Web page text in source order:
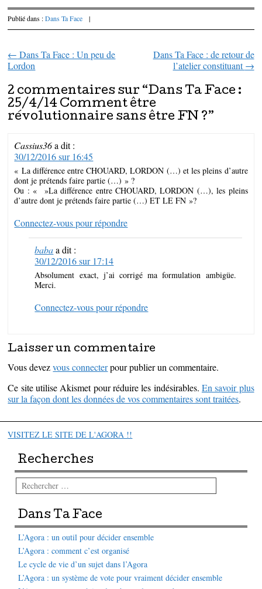
Publié dans :Dans Ta Face |
Parcourir les articles
← Dans Ta Face : Un peu de
Lordon
Dans Ta Face : de retour de
l’atelier constituant→
2 commentaires sur “Dans Ta Face :
25/4/14 Comment être
révolutionnaire sans être FN ?”
Cassius36a dit :
30/12/2016 sur 16:45
« La différence entre CHOUARD, LORDON (…) et les pleins d’autre
dont je prétends faire partie (…) » ?
Ou : « »La différence entre CHOUARD, LORDON (…), les pleins
d’autre dont je prétends faire partie (…) ET LE FN »?
Connectez-vous pour répondre
baba a dit :
30/12/2016 sur 17:14
Absolument exact, j’ai corrigé ma formulation ambigüe.
Merci.
Connectez-vous pour répondre
Laisser un commentaire
Vous devezvous connecterpour publier un commentaire.
Ce site utilise Akismet pour réduire les indésirables. En savoir plus
sur la façon dont les données de vos commentaires sont traitées.
VISITEZ LE SITE DE L'AGORA !!
Recherches
Rechercher
Dans Ta Face
L’Agora : un outil pour décider ensemble
L’Agora : comment c’est organisé
Le cycle de vie d’un sujet dans l’Agora
L’Agora : un système de vote pour vraiment décider ensemble